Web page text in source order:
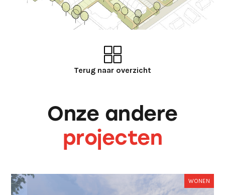
Terug naar overzicht
Onze andere
projecten
WONEN